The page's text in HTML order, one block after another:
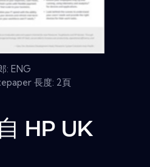
: ENG
長度: 2頁
HP UK